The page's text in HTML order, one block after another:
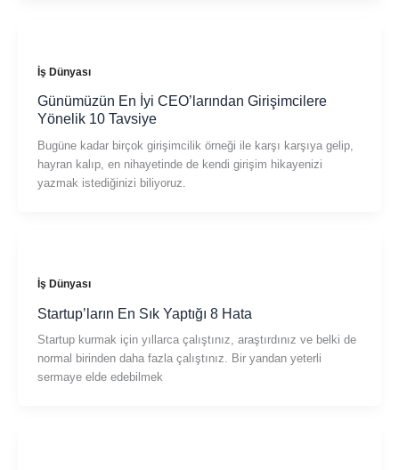
İş Dünyası
Günümüzün En İyi CEO’larından Girişimcilere
Yönelik 10 Tavsiye
Bugüne kadar birçok girişimcilik örneği ile karşı karşıya gelip,
hayran kalıp, en nihayetinde de kendi girişim hikayenizi
yazmak istediğinizi biliyoruz.
İş Dünyası
Startup’ların En Sık Yaptığı 8 Hata
Startup kurmak için yıllarca çalıştınız, araştırdınız ve belki de
normal birinden daha fazla çalıştınız. Bir yandan yeterli
sermaye elde edebilmek